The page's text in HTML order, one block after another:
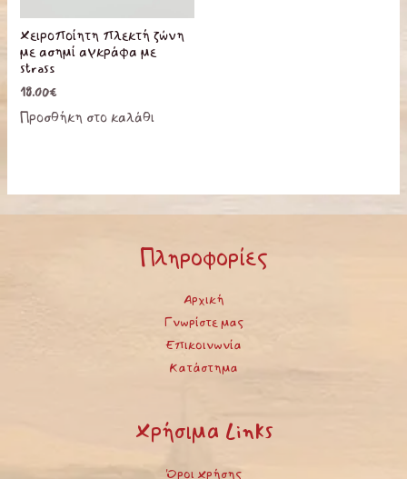
Χειροποίητη πλεκτή ζώνη
με ασημί αγκράφα με
strass
18.00€
Προσθήκη στο καλάθι
Πληροφορίες
Αρχική
Γνωρίστε μας
Επικοινωνία
Κατάστημα
Χρήσιμα Links
Όροι Χρήσης